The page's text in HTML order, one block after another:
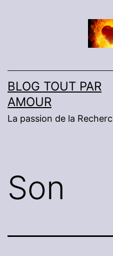
BLOG TOUT PAR
AMOUR
La passion de la
Son